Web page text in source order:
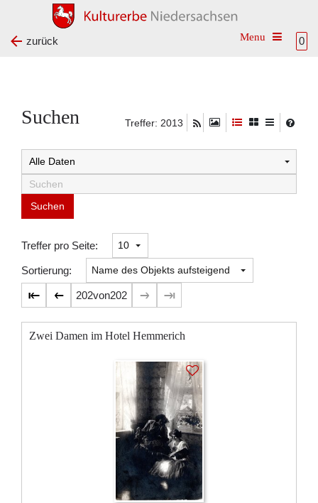
0
Toggle
zurück
Suchen Treffer: 2013
Suchtreffer:
Treffer pro Seite:
Sortierung:
202von202
Zwei Damen im Hotel Hemmerich